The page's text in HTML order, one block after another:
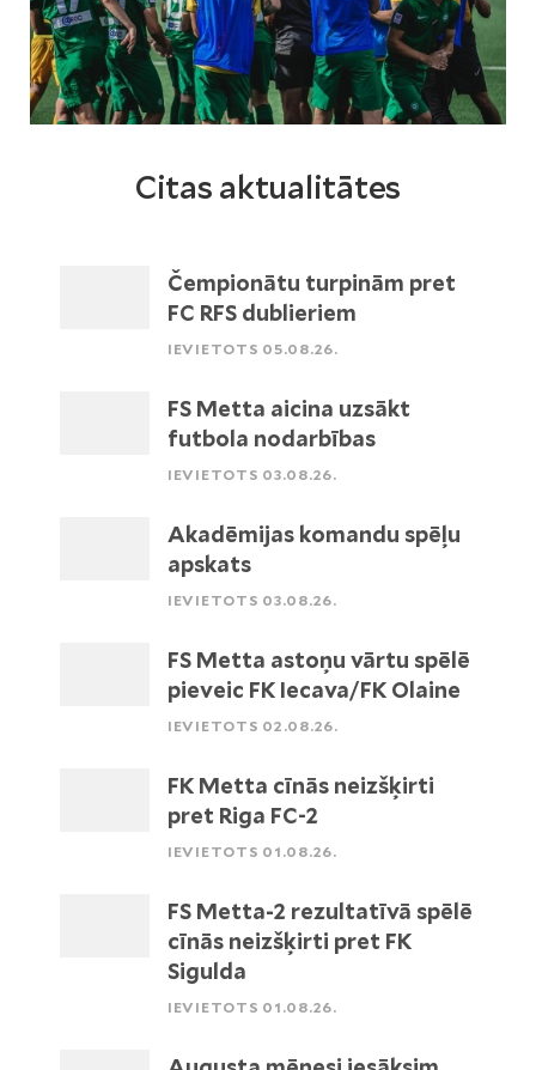
Citas aktualitātes
Čempionātu turpinām pret
FC RFS dublieriem
IEVIETOTS 05.08.26.
FS Metta aicina uzsākt
futbola nodarbības
IEVIETOTS 03.08.26.
Akadēmijas komandu spēļu
apskats
IEVIETOTS 03.08.26.
FS Metta astoņu vārtu spēlē
pieveic FK Iecava/FK Olaine
IEVIETOTS 02.08.26.
FK Metta cīnās neizšķirti
pret Riga FC-2
IEVIETOTS 01.08.26.
FS Metta-2 rezultatīvā spēlē
cīnās neizšķirti pret FK
Sigulda
IEVIETOTS 01.08.26.